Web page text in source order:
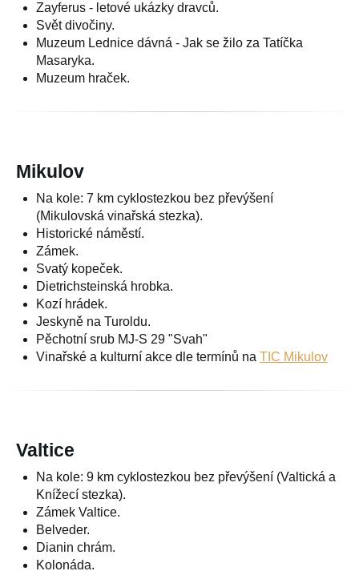
Zayferus - letové ukázky dravců.
Svět divočiny.
Muzeum Lednice dávná - Jak se žilo za Tatíčka
Masaryka.
Muzeum hraček.
Mikulov
Na kole: 7 km cyklostezkou bez převýšení
(Mikulovská vinařská stezka).
Historické náměstí.
Zámek.
Svatý kopeček.
Dietrichsteinská hrobka.
Kozí hrádek.
Jeskyně na Turoldu.
Pěchotní srub MJ-S 29 "Svah"
Vinařské a kulturní akce dle termínů na TIC Mikulov
Valtice
Na kole: 9 km cyklostezkou bez převýšení (Valtická a
Knížecí stezka).
Zámek Valtice.
Belveder.
Dianin chrám.
Kolonáda.